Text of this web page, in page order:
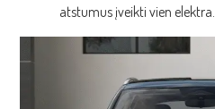
atstumus įveikti vien elektra.